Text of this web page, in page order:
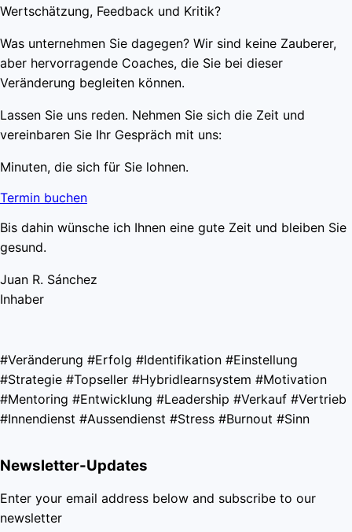
Wertschätzung, Feedback und Kritik?
Was unternehmen Sie dagegen? Wir sind keine Zauberer,
aber hervorragende Coaches, die Sie bei dieser
Veränderung begleiten können.
Lassen Sie uns reden. Nehmen Sie sich die Zeit und
vereinbaren Sie Ihr Gespräch mit uns:
Minuten, die sich für Sie lohnen.
Termin buchen
Bis dahin wünsche ich Ihnen eine gute Zeit und bleiben Sie
gesund.
Juan R. Sánchez
Inhaber
#Veränderung #Erfolg #Identifikation #Einstellung
#Strategie #Topseller #Hybridlearnsystem #Motivation
#Mentoring #Entwicklung #Leadership #Verkauf #Vertrieb
#Innendienst #Aussendienst #Stress #Burnout #Sinn
Newsletter-Updates
Enter your email address below and subscribe to our
newsletter